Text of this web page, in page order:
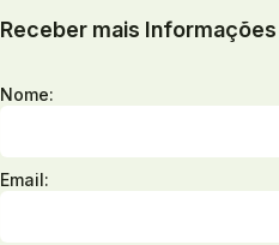
Receber mais Informações
Nome:
Email: